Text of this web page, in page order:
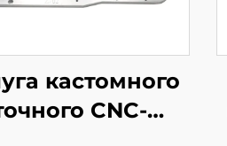
кастомного
CNC-